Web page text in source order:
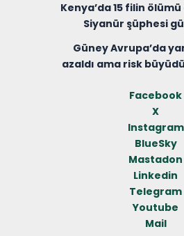
Kenya’da 15 filin ölümü
Siyanür şüphesi
Güney Avrupa’da
azaldı ama risk
Facebook
X
Instagram
BlueSky
Mastadon
Linkedin
Telegram
Youtube
Mail